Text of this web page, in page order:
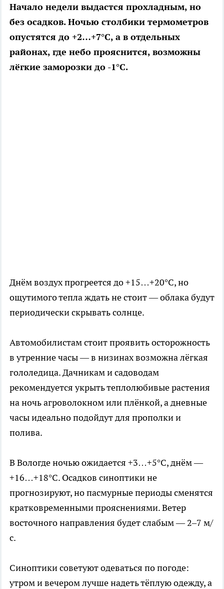
Начало недели выдастся прохладным, но
без осадков. Ночью столбики термометров
опустятся до +2…+7°C, а в отдельных
районах, где небо прояснится, возможны
лёгкие заморозки до -1°C.
Днём воздух прогреется до +15…+20°C, но
ощутимого тепла ждать не стоит — облака будут
периодически скрывать солнце.
Автомобилистам стоит проявить осторожность
в утренние часы — в низинах возможна лёгкая
гололедица. Дачникам и садоводам
рекомендуется укрыть теплолюбивые растения
на ночь агроволокном или плёнкой, а дневные
часы идеально подойдут для прополки и
полива.
В Вологде ночью ожидается +3…+5°C, днём —
+16…+18°C. Осадков синоптики не
прогнозируют, но пасмурные периоды сменятся
кратковременными прояснениями. Ветер
восточного направления будет слабым — 2–7 м/
с.
Синоптики советуют одеваться по погоде:
утром и вечером лучше надеть тёплую одежду, а